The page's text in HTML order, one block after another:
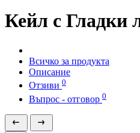
Кейл с Гладки
Всичко за продукта
Описание
Отзиви 0
Въпрос - отговор 0